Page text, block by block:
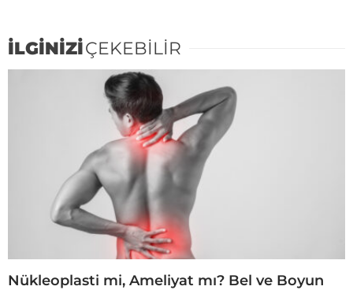
İLGİNİZİÇEKEBİLİR
Nükleoplasti mi, Ameliyat mı? Bel ve Boyun